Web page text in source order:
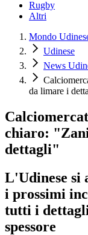
Rugby
Altri
Mondo
Udinese
News
da limare i
chiaro:
dettagli"
L'Udinese si
i prossimi
tutti i
spessore